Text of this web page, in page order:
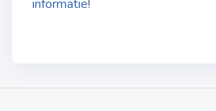
informatie!